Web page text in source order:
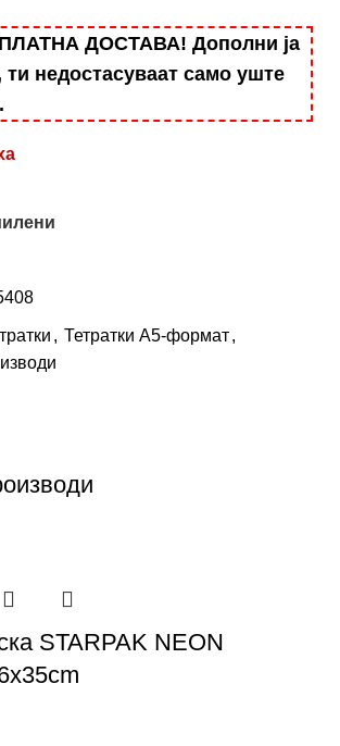
ДОСТАВА! Дополни ја
ти недостасуваат само уште
.
, Тетратки А5-формат,
STARPAK NEON